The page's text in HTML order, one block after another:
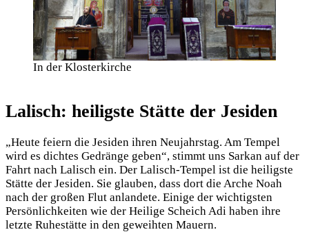
In der Klosterkirche
Lalisch: heiligste Stätte der Jesiden
„Heute feiern die Jesiden ihren Neujahrstag. Am Tempel
wird es dichtes Gedränge geben“, stimmt uns Sarkan auf der
Fahrt nach Lalisch ein. Der Lalisch-Tempel ist die heiligste
Stätte der Jesiden. Sie glauben, dass dort die Arche Noah
nach der großen Flut anlandete. Einige der wichtigsten
Persönlichkeiten wie der Heilige Scheich Adi haben ihre
letzte Ruhestätte in den geweihten Mauern.